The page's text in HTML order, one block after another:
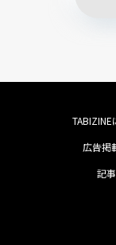
TABIZINE
広告掲
記